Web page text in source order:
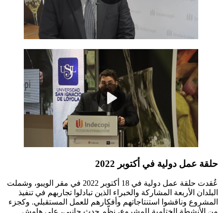
حلقة عمل دولية في أكتوبر 2022
عُقدت حلقة عمل دولية في 18 أكتوبر 2022 في مقر الويبو، وشملت
البلدان الأربعة المشاركة والخبراء الذين تبادلوا تجاربهم في تنفيذ
المشروع وناقشوا استنتاجاتهم وأفكارهم للعمل المستقبلي. وكجزء